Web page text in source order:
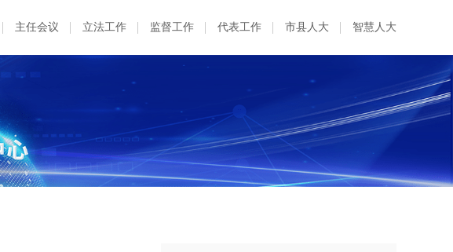
主任会议 立法工作 监督工作 代表工作 市县人大 智慧人大